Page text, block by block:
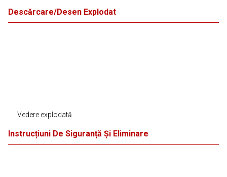
Descărcare/Desen Explodat
Vedere explodată
Instrucțiuni De Siguranță Și Eliminare